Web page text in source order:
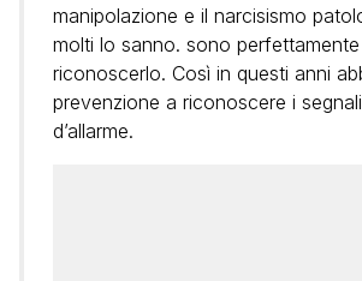
manipolazione e il narcisismo
molti lo sanno. sono
riconoscerlo. Così in questi anni
prevenzione a riconoscere i
d’allarme.